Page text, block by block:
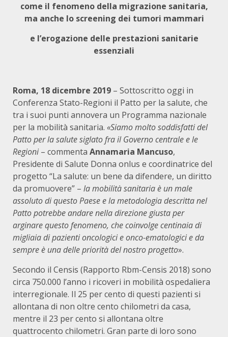
come il fenomeno della migrazione sanitaria,
ma anche lo screening dei tumori mammari
e l’erogazione delle prestazioni sanitarie
essenziali
Roma, 18 dicembre 2019 – Sottoscritto oggi in
Conferenza Stato-Regioni il Patto per la salute, che
tra i suoi punti annovera un Programma nazionale
per la mobilità sanitaria. «Siamo molto soddisfatti del
Patto per la salute siglato fra il Governo centrale e le
Regioni – commenta Annamaria Mancuso,
Presidente di Salute Donna onlus e coordinatrice del
progetto “La salute: un bene da difendere, un diritto
da promuovere” – la mobilità sanitaria è un male
assoluto di questo Paese e la metodologia descritta nel
Patto potrebbe andare nella direzione giusta per
arginare questo fenomeno, che coinvolge centinaia di
migliaia di pazienti oncologici e onco-ematologici e da
sempre è una delle priorità del nostro progetto».
Secondo il Censis (Rapporto Rbm-Censis 2018) sono
circa 750.000 l’anno i ricoveri in mobilità ospedaliera
interregionale. Il 25 per cento di questi pazienti si
allontana di non oltre cento chilometri da casa,
mentre il 23 per cento si allontana oltre
quattrocento chilometri. Gran parte di loro sono